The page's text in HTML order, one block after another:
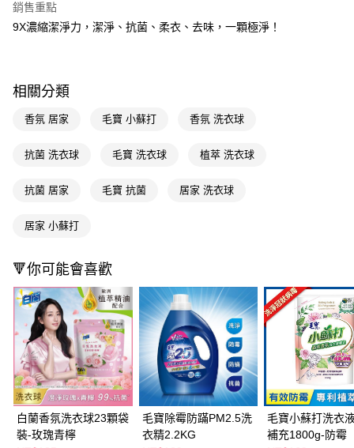
LINE Pay
街口支付
相關說明
AFTEE先享後付是「在收到商品之後才付款」的支付方式。 讓您購物簡單
２．便利：只要手機號碼，簡訊認證，即可結帳。
３．安心：先確認商品／服務後，再付款。
【「AFTEE先享後付」結帳流程】
１．於結帳方式選擇「AFTEE先享後付」後，將跳轉至「AFTEE先享後付」
結帳頁面，進行簡訊認證並確認金額後，即可完成結帳。
２．訂單成立數日內，您將收到繳費通知簡訊。
３．收到繳費通知簡訊後14天內，點擊此簡訊中的連結，可透過四大超商／
ATM／網路銀行／等多元方式進行付款，方視為交易完成。
※ 請注意：結帳手續完成當下不需立刻繳費，但若您需要取消訂單，請聯絡
購買商品的店家。未經商家同意取消之訂單仍視為有效，需透過AFTEE先享
後付繳納相關費用。
※ 交易是否成功請以「AFTEE先享後付 」之結帳頁面顯示為準，若有關於
即享券
每筆NT$65，滿NT$390(含以上)免運費
付款後全家取貨
每筆NT$65，滿NT$390(含以上)免運費
萊爾富取貨付款
每筆NT$65，滿NT$490(含以上)免運費
付款後萊爾富取貨
銷售重點
9X濃縮潔淨力，潔淨、抗菌、柔衣、去味，一顆極淨！
相關分類
香氛 居家 毛寶 小蘇打 香氛 洗衣球
抗菌 洗衣球 毛寶 洗衣球 植萃 洗衣球
抗菌 居家 毛寶 抗菌 居家 洗衣球
居家 小蘇打
🔻你可能會喜歡
白蘭香氛洗衣球23顆袋
裝-玫瑰青檸
毛寶除霉防蹣PM2.5洗
衣精2.2KG
毛寶小蘇打洗衣
補充1800g-防霉